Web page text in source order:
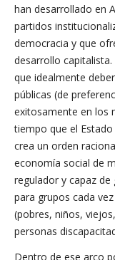
han desarrollado en
partidos
democracia y que
desarrollo
que idealmente
públicas (de
exitosamente en los
tiempo que el
crea un orden
economía social de
regulador y capaz
para grupos cada
(pobres, niños,
personas
Dentro de ese arco